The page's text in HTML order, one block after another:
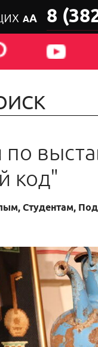
АА 8
по
код"
Студентам,